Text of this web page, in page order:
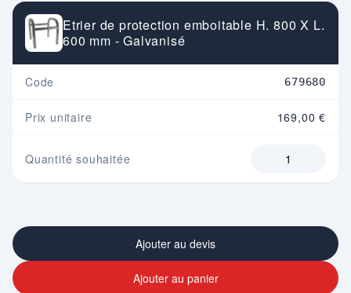
Etrier de protection emboitable H. 800 X L.
600 mm - Galvanisé
Code 679680
Prix unitaire 169,00 €
Quantité souhaitée
Ajouter au devis
Ajouter au panier